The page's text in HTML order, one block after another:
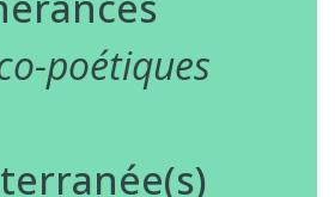
poétiques